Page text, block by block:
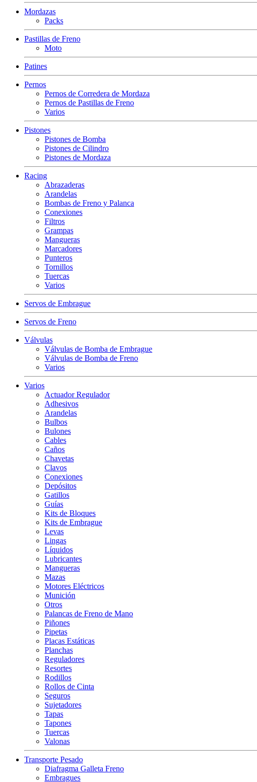
Mordazas
Packs
Pastillas de Freno
Moto
Patines
Pernos
Pernos de Corredera de Mordaza
Pernos de Pastillas de Freno
Varios
Pistones
Pistones de Bomba
Pistones de Cilindro
Pistones de Mordaza
Racing
Abrazaderas
Arandelas
Bombas de Freno y Palanca
Conexiones
Filtros
Grampas
Mangueras
Marcadores
Punteros
Tornillos
Tuercas
Varios
Servos de Embrague
Servos de Freno
Válvulas
Válvulas de Bomba de Embrague
Válvulas de Bomba de Freno
Varios
Varios
Actuador Regulador
Adhesivos
Arandelas
Bulbos
Bulones
Cables
Caños
Chavetas
Clavos
Conexiones
Depósitos
Gatillos
Guías
Kits de Bloques
Kits de Embrague
Levas
Lingas
Líquidos
Lubricantes
Mangueras
Mazas
Motores Eléctricos
Munición
Otros
Palancas de Freno de Mano
Piñones
Pipetas
Placas Estáticas
Planchas
Reguladores
Resortes
Rodillos
Rollos de Cinta
Seguros
Sujetadores
Tapas
Tapones
Tuercas
Valonas
Transporte Pesado
Diafragma Galleta Freno
Embragues